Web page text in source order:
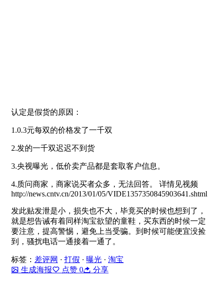
认定是假货的原因：
1.0.3元每双的价格发了一千双
2.发的一千双迟迟不到货
3.央视曝光，低价卖产品都是套取客户信息。
4.质问商家，商家说买者众多，无法回答。 详情见视频
http://news.cntv.cn/2013/01/05/VIDE1357350845903641.shtml
发此贴发泄是小，损失也不大，毕竟买的时候也想到了，
就是想告诫有着同样淘宝欲望的童鞋，买东西的时候一定
要注意，提高警惕，避免上当受骗。到时候可能便宜没捡
到，骚扰电话一通接着一通了。
标签： 差评网 · 打假 · 曝光 · 淘宝
生成海报
点赞 0 分享